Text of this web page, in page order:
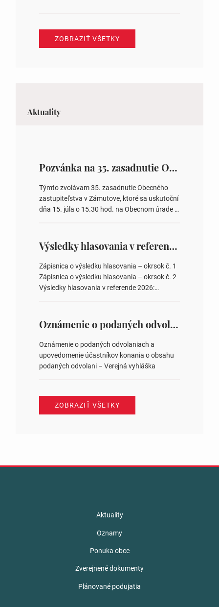
ZOBRAZIŤ VŠETKY
Aktuality
Pozvánka na 35. zasadnutie OZ v Zámutove
Týmto zvolávam 35. zasadnutie Obecného
zastupiteľstva v Zámutove, ktoré sa uskutoční
dňa 15. júla o 15.30 hod. na Obecnom úrade v
overovateľov zápisnice 3. Určenie volebných
obvodov pre voľby poslancov obecných
zastupiteľstiev, počtu poslancov obecných
zastupiteľstiev v nich 4. Schválenie odpredaja
obecného pozemku –…
Výsledky hlasovania v referende 2026
Zápisnica o výsledku hlasovania – okrsok č. 1
Zápisnica o výsledku hlasovania – okrsok č. 2
Výsledky hlasovania v referende 2026:
ysledky.html
Oznámenie o podaných odvolaniach a upovedomenie účastníkov konania o obsahu podaných odvolani – Verejná vyhláška
Oznámenie o podaných odvolaniach a
upovedomenie účastníkov konania o obsahu
podaných odvolani – Verejná vyhláška
ZOBRAZIŤ VŠETKY
Aktuality
Oznamy
Ponuka obce
Zverejnené dokumenty
Plánované podujatia